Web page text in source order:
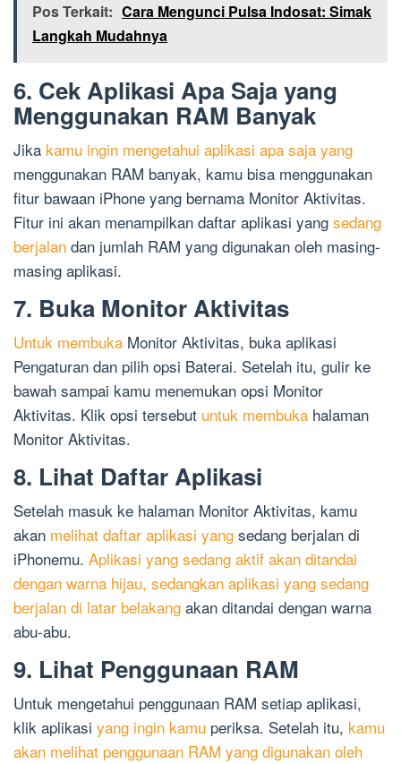
Pos Terkait: Cara Mengunci Pulsa Indosat: Simak
Langkah Mudahnya
6. Cek Aplikasi Apa Saja yang
Menggunakan RAM Banyak
Jika kamu ingin mengetahui aplikasi apa saja yang
menggunakan RAM banyak, kamu bisa menggunakan
fitur bawaan iPhone yang bernama Monitor Aktivitas.
Fitur ini akan menampilkan daftar aplikasi yang sedang
berjalan dan jumlah RAM yang digunakan oleh masing-
masing aplikasi.
7. Buka Monitor Aktivitas
Untuk membuka Monitor Aktivitas, buka aplikasi
Pengaturan dan pilih opsi Baterai. Setelah itu, gulir ke
bawah sampai kamu menemukan opsi Monitor
Aktivitas. Klik opsi tersebut untuk membuka halaman
Monitor Aktivitas.
8. Lihat Daftar Aplikasi
Setelah masuk ke halaman Monitor Aktivitas, kamu
akan melihat daftar aplikasi yang sedang berjalan di
iPhonemu. Aplikasi yang sedang aktif akan ditandai
dengan warna hijau, sedangkan aplikasi yang sedang
berjalan di latar belakang akan ditandai dengan warna
abu-abu.
9. Lihat Penggunaan RAM
Untuk mengetahui penggunaan RAM setiap aplikasi,
klik aplikasi yang ingin kamu periksa. Setelah itu, kamu
akan melihat penggunaan RAM yang digunakan oleh